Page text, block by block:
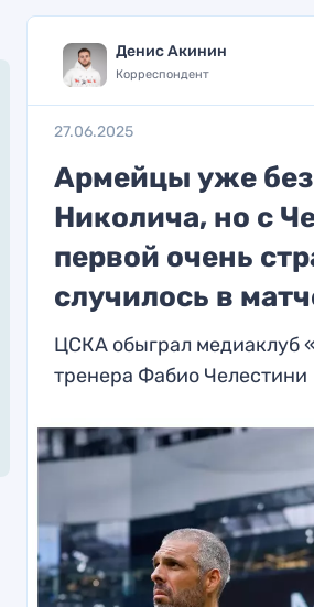
Денис Акинин
Корреспондент
27.06.2025
Армейцы уже
Николича, но с
первой очень
случилось в
ЦСКА обыграл медиаклуб
тренера Фабио Челестини